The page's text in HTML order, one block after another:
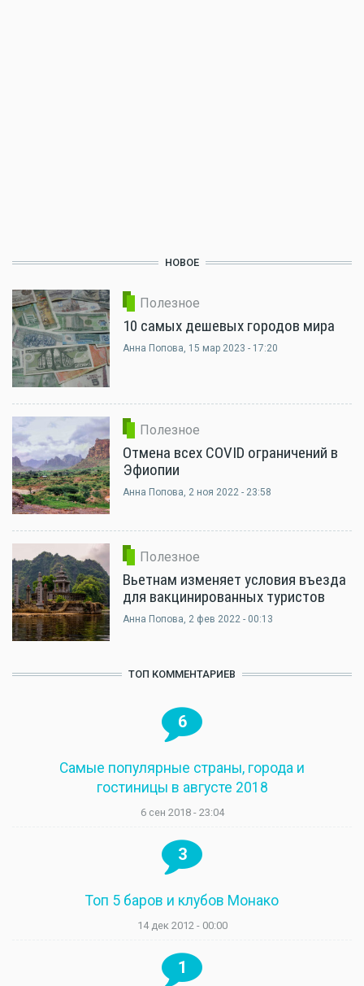
НОВОЕ
Полезное
10 самых дешевых городов мира
Анна Попова, 15 мар 2023 - 17:20
Полезное
Отмена всех COVID ограничений в
Эфиопии
Анна Попова, 2 ноя 2022 - 23:58
Полезное
Вьетнам изменяет условия въезда
для вакцинированных туристов
Анна Попова, 2 фев 2022 - 00:13
ТОП КОММЕНТАРИЕВ
6
Самые популярные страны, города и
гостиницы в августе 2018
6 сен 2018 - 23:04
3
Топ 5 баров и клубов Монако
14 дек 2012 - 00:00
1